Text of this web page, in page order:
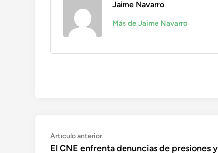
Jaime Navarro
Más de Jaime Navarro
Navegación
Artículo anteriorArtículo
anterior:
El CNE enfrenta denuncias de presiones y